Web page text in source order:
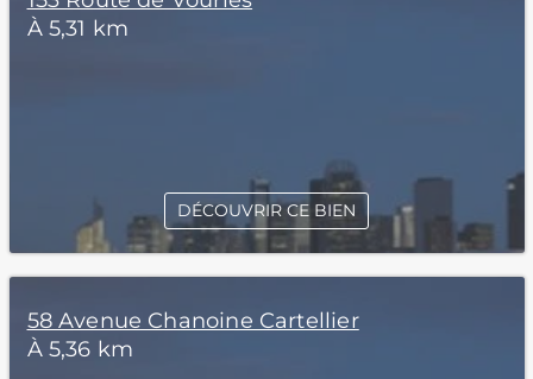
À 5,31 km
DÉCOUVRIR CE BIEN
58 Avenue Chanoine Cartellier
À 5,36 km